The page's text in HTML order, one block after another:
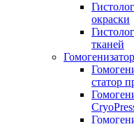
окраски
тканей
статор